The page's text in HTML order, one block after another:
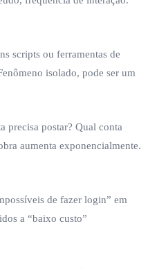
scripts ou ferramentas de
isolado, pode ser um
precisa postar? Qual conta
aumenta exponencialmente.
de fazer login” em
a “baixo custo”